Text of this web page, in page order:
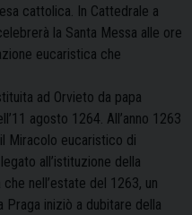
cattolica. In Cattedrale a
la Santa Messa alle ore
eucaristica che
ad Orvieto da papa
agosto 1264. All’anno 1263
Miracolo eucaristico di
all’istituzione della
nell’estate del 1263, un
iniziò a dubitare della